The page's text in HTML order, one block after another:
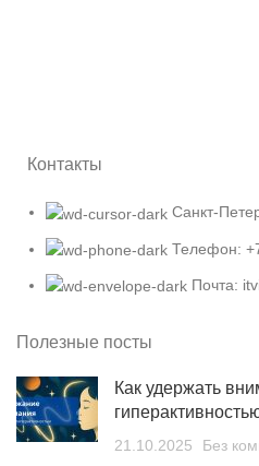
Контакты
Санкт-
Телефон:
Почта:
Полезные посты
Как удержать
21.10.2025 Без